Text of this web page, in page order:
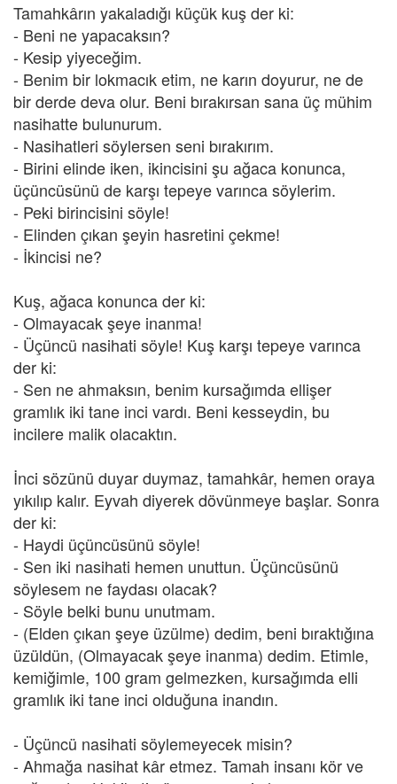
Tamahkârın yakaladığı küçük kuş der ki:
- Beni ne yapacaksın?
- Kesip yiyeceğim.
- Benim bir lokmacık etim, ne karın doyurur, ne de
bir derde deva olur. Beni bırakırsan sana üç mühim
nasihatte bulunurum.
- Nasihatleri söylersen seni bırakırım.
- Birini elinde iken, ikincisini şu ağaca konunca,
üçüncüsünü de karşı tepeye varınca söylerim.
- Peki birincisini söyle!
- Elinden çıkan şeyin hasretini çekme!
- İkincisi ne?
Kuş, ağaca konunca der ki:
- Olmayacak şeye inanma!
- Üçüncü nasihati söyle! Kuş karşı tepeye varınca
der ki:
- Sen ne ahmaksın, benim kursağımda ellişer
gramlık iki tane inci vardı. Beni kesseydin, bu
incilere malik olacaktın.
İnci sözünü duyar duymaz, tamahkâr, hemen oraya
yıkılıp kalır. Eyvah diyerek dövünmeye başlar. Sonra
der ki:
- Haydi üçüncüsünü söyle!
- Sen iki nasihati hemen unuttun. Üçüncüsünü
söylesem ne faydası olacak?
- Söyle belki bunu unutmam.
- (Elden çıkan şeye üzülme) dedim, beni bıraktığına
üzüldün, (Olmayacak şeye inanma) dedim. Etimle,
kemiğimle, 100 gram gelmezken, kursağımda elli
gramlık iki tane inci olduğuna inandın.
- Üçüncü nasihati söylemeyecek misin?
- Ahmağa nasihat kâr etmez. Tamah insanı kör ve